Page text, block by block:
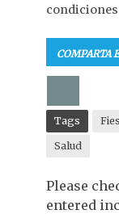
condiciones
COMPARTA
Tags
Salud
Please
entered